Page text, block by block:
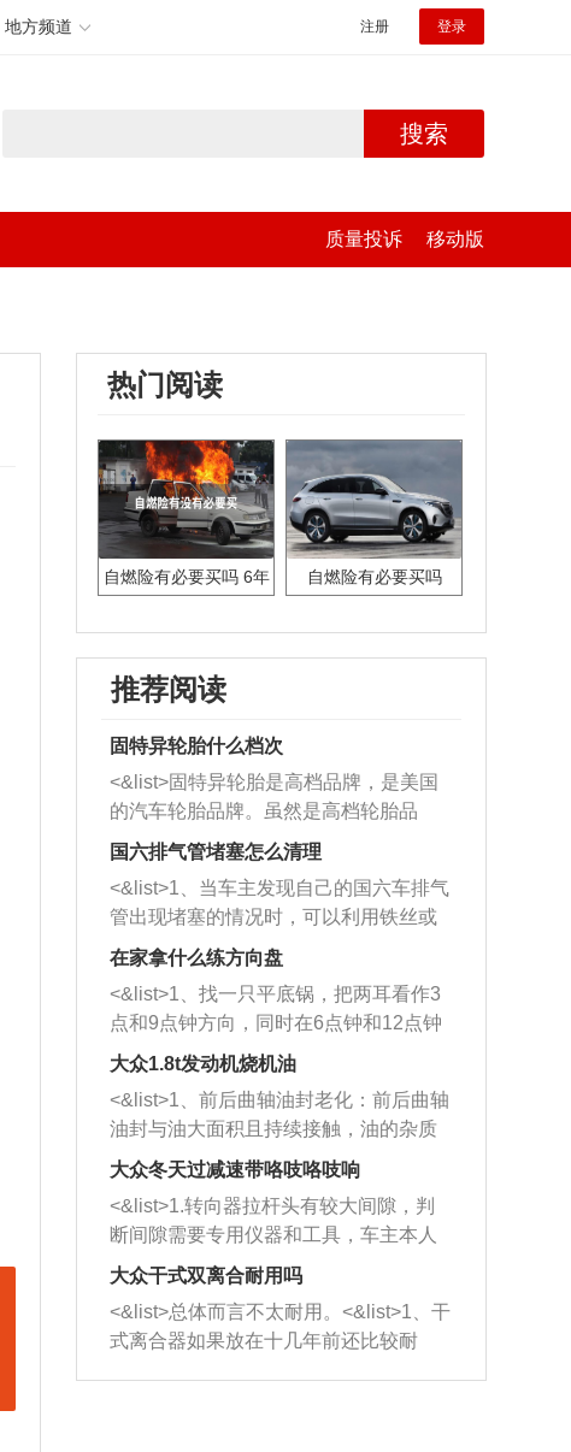
地方频道 注册 登录
搜索
质量投诉 移动版
热门阅读
自燃险有必要买吗 6年 自燃险有必要买吗
推荐阅读
固特异轮胎什么档次
<&list>固特异轮胎是高档品牌，是美国
的汽车轮胎品牌。虽然是高档轮胎品
牌，但是中高低端的轮胎都有生产，这
也是为了更好的开拓市场。
国六排气管堵塞怎么清理
<&list>1、当车主发现自己的国六车排气
管出现堵塞的情况时，可以利用铁丝或
者是细棍，直接将杂物给取出来，如果
堵塞情况比较严重，也可以采取应急措
施。 <&list>2、直接利用木棍将所有的
杂物推到排气管里面的位置处，然后将
三元催化器拆解开，就可以将堵塞的东
西取出来。但如果是因为积碳过多引起
的堵塞，就需要将三元催化器泡在草酸
洗剂对堵塞的情况得到解决，将清洗剂
放在燃油箱中，与燃油混合后，车辆启
动时，就可以和汽油一起进入到燃烧
室，最后形成废气排出，就可以让三元
催化器得到清洗，排气管堵塞的情况就
能够得到解决。
在家拿什么练方向盘
<&list>1、找一只平底锅，把两耳看作3
点和9点钟方向，同时在6点钟和12点钟
方向做一个标记。 <&list>2、双手握住
一圈半的练习，往右同样也要打相同的
圈数。 <&list>3、最后强调要反复练
习，这样就可以形成肌肉记忆，在真实
驾驶车辆时，不需要记忆也能打好方
向。
大众1.8t发动机烧机油
<&list>1、前后曲轴油封老化：前后曲轴
油封与油大面积且持续接触，油的杂质
和发动机内持续温度变化使其密封效果
逐渐减弱，导致渗油或漏油。<&list>2、
活塞间隙过大：积碳会使活塞环与缸体
的间隙扩大，导致机油流入燃烧室中，
造成烧机油。<&list>3、机油粘度。使用
机油粘度过小的话，同样会有烧机油现
象，机油粘度过小具有很好的流动性，
大众冬天过减速带咯吱咯吱响
<&list>1.转向器拉杆头有较大间隙，判
断间隙需要专用仪器和工具，车主本人
无法制作，需要将车辆送到修理厂或4s
店；<&list>2.车辆半轴套管防尘罩破
裂，破裂后会出现漏油现象，使半轴磨
损严重，磨损的半轴容易损坏，产生异
响；<&list>3.稳定器的转向胶套和球头
大众干式双离合耐用吗
<&list>总体而言不太耐用。<&list>1、干
式离合器如果放在十几年前还比较耐